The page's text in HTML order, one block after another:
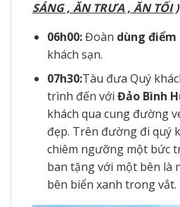
SÁNG , ĂN TRƯA , ĂN TỐI )
06h00:Đoàn dùng
khách sạn.
07h30:Tàu đưa Quý
trình đến với Đảo Bình
khách qua cung đường
đẹp. Trên đường đi quý
chiêm ngưỡng một bức
ban tặng với một bên là
bên biển xanh trong vắt.